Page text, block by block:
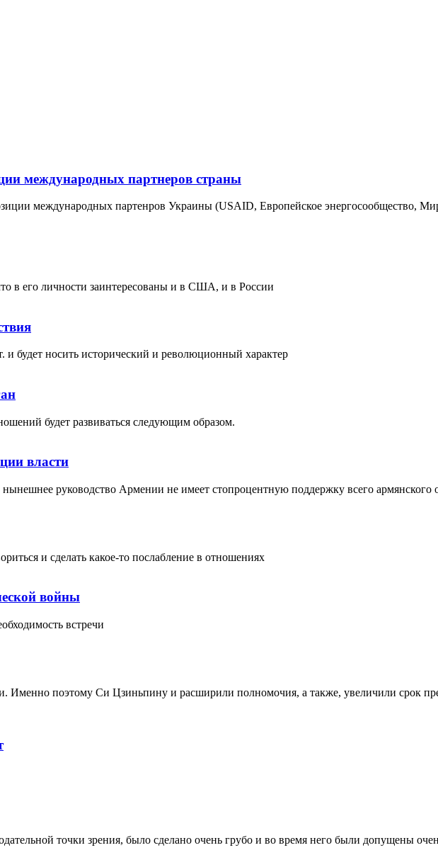
международных партнеров страны
международных партенров Украины (USAID, Европейское энергосообщество,
в его личности заинтересованы и в США, и в России
будет носить исторический и революционный характер
будет развиваться следующим образом.
власти
руководство Армении не имеет стопроцентную поддержку всего армянского
и сделать какое-то послабление в отношениях
войны
встречи
Именно поэтому Си Цзиньпину и расширили полномочия, а также, увеличили срок
точки зрения, было сделано очень грубо и во время него были допущены